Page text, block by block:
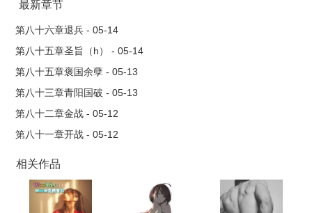
最新章节
第八十六章退兵 - 05-14
第八十五章圣旨（h） - 05-14
第八十五章褒国余孽 - 05-13
第八十三章青阳国破 - 05-13
第八十二章金战 - 05-12
第八十一章开战 - 05-12
相关作品